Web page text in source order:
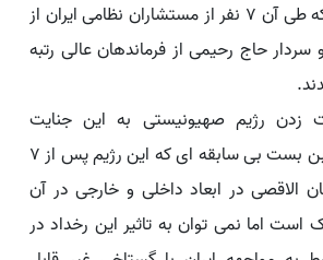
مورد حمله قرار داد که طی آن ۷ نفر از مستشاران نظامی ایران از
حاج رحیمی از فرماندهان عالی رتبه
زدن رژیم صهیونیستی به این جنایت
منفعلانه با توجه به بن بست بی سابقه ای که این رژیم پس از ۷
الاقصی در ابعاد داخلی و خارجی در آن
است اما نمی توان به تاثیر این رخداد در